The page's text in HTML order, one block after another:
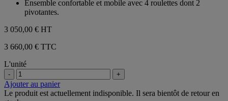
Ensemble confortable et mobile avec 4 roulettes dont 2
pivotantes.
3 050,00 € HT
3 660,00 € TTC
L'unité
- +
Ajouter au panier
Le produit est actuellement indisponible. Il sera bientôt de retour en